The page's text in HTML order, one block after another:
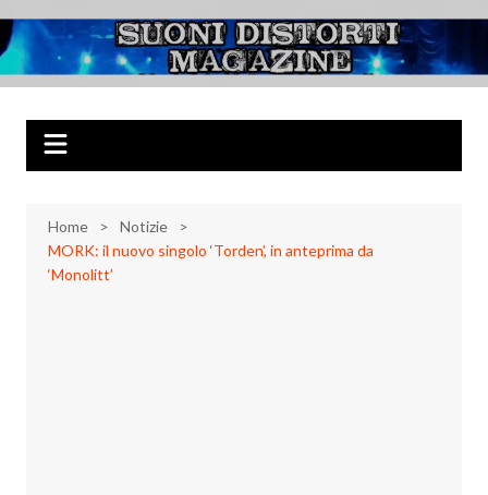
al
contenuto
Suoni Distorti
Magazine
Musica Rock, Metal, Punk e varie sonorità alternative
Home
Notizie
MORK: il nuovo singolo ‘Torden’, in anteprima da
‘Monolitt’